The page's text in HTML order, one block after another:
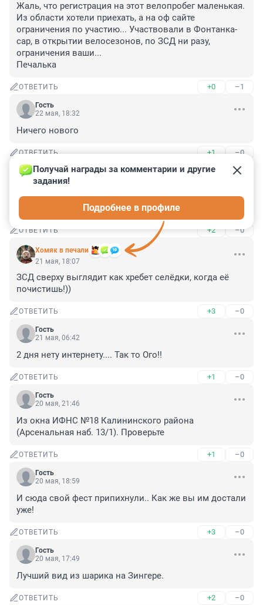
Жаль, что регистрация на этот велопробег маленькая.
Из области хотели приехать, а на оф сайте
ограничения по участию... Участвовали в Фонтанка-
сар, в открытии велосезонов, по ЗСД ни разу,
ограничения ваши...
Печалька
ОТВЕТИТЬ +0 –1
Гость
22 мая, 18:32
Ничего нового
ОТВЕТИТЬ +1 –0
Гость
22 мая, 10:45
Из газмяса вид на Великолукский комбинат Колесом
и обратно....это лучшие открытки "развития" СПб
ОТВЕТИТЬ +2 –0
Хомяк в печали
Получай награды за комментарии и другие
задания!
Подробнее в профиле
21 мая, 18:07
ЗСД сверху выглядит как хребет селёдки, когда её
почистишь!))
ОТВЕТИТЬ +3 –0
Гость
21 мая, 06:42
2 дня нету интернету.... Так то Ого!!
ОТВЕТИТЬ +1 –0
Гость
20 мая, 21:46
Из окна ИФНС №18 Калининского района
(Арсенальная наб. 13/1). Проверьте
ОТВЕТИТЬ +1 –0
Гость
20 мая, 18:59
И сюда свой фест припихнули.. Как же вы им достали
уже!
ОТВЕТИТЬ +3 –0
Гость
20 мая, 17:49
Лучший вид из шарика на Зингере.
ОТВЕТИТЬ +2 –0